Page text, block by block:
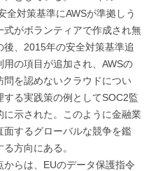
全対策基準にAWSが準拠しう
式がボランティアで作成され無
、2015年の安全対策基準追
の項目が追加され、AWSの
問を認めないクラウドについ
る実践策の例としてSOC2監
示された。このように金融業
するグローバルな競争を鑑
方向にある。
からは、EUのデータ保護指令